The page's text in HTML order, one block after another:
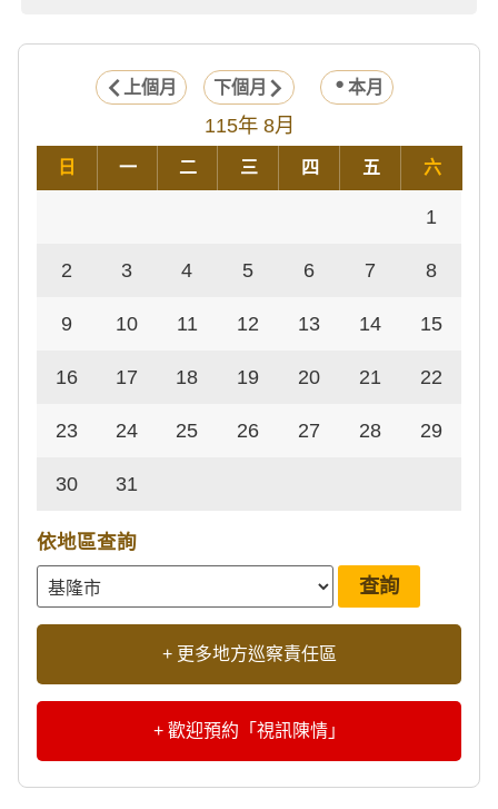
上個月 下個月 本月
115年 8月
日 一 二 三 四 五 六
1
2 3 4 5 6 7 8
9 10 11 12 13 14 15
16 17 18 19 20 21 22
23 24 25 26 27 28 29
30 31
依地區查詢
+ 更多地方巡察責任區
+ 歡迎預約「視訊陳情」